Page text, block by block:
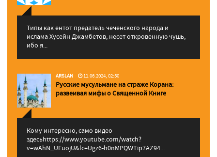
Типы как ентот предатель чеченского народа и
ислама Хусейн Джамбетов, несет откровенную чушь,
ибо я...
ARSLAN 11.06.2024, 02:50
Русские мусульмане на страже Корана:
pазвеивая мифы о Священной Книге
Кому интересно, само видео
здесьhttps://www.youtube.com/watch?
v=wAhN_UEuojU&lc=Ugz6-h0nMPQWTip7AZ94...